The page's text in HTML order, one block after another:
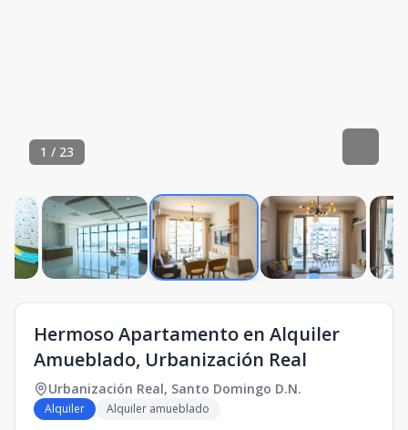
1 / 23
Hermoso Apartamento en Alquiler
Amueblado, Urbanización Real
Urbanización Real, Santo Domingo D.N.
Alquiler Alquiler amueblado